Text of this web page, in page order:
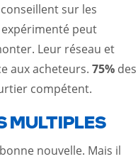
sur les
peut
Leur réseau et
aux acheteurs. 75% des
compétent.
MULTIPLES
nouvelle. Mais il